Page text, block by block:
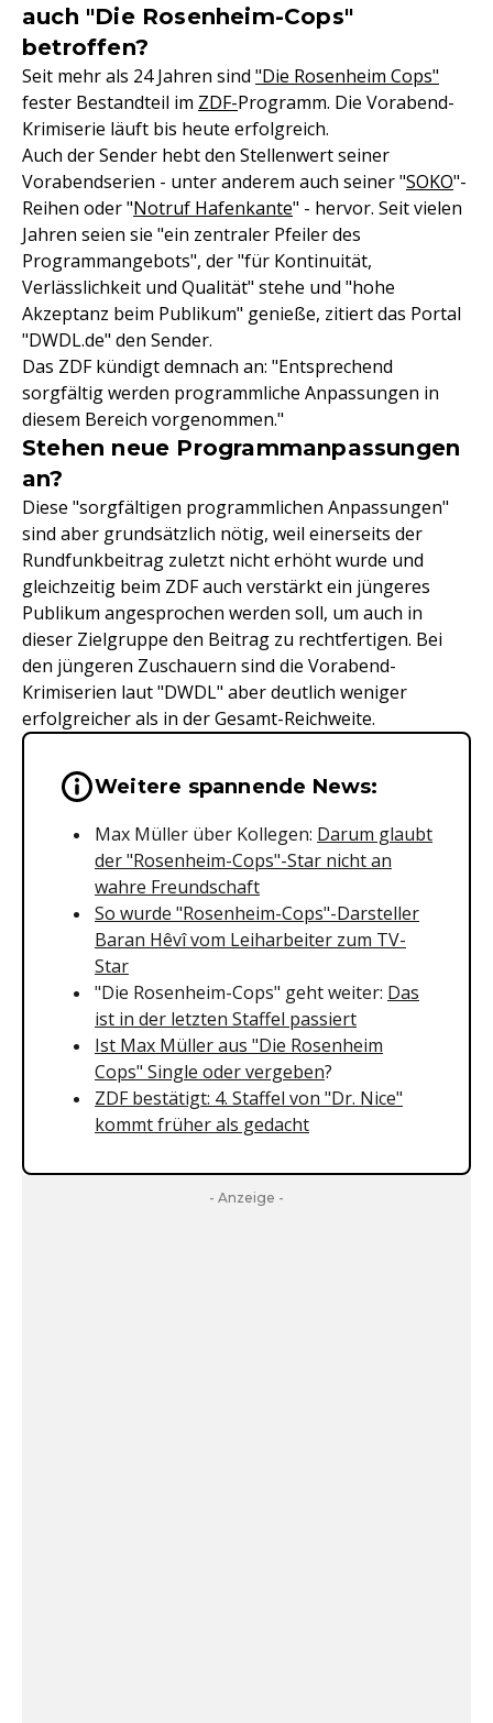
auch "Die Rosenheim-Cops"
betroffen?
Seit mehr als 24 Jahren sind "Die Rosenheim Cops"
fester Bestandteil im ZDF-Programm. Die Vorabend-
Krimiserie läuft bis heute erfolgreich.
Auch der Sender hebt den Stellenwert seiner
Vorabendserien - unter anderem auch seiner "SOKO"-
Reihen oder "Notruf Hafenkante" - hervor. Seit vielen
Jahren seien sie "ein zentraler Pfeiler des
Programmangebots", der "für Kontinuität,
Verlässlichkeit und Qualität" stehe und "hohe
Akzeptanz beim Publikum" genieße, zitiert das Portal
"DWDL.de" den Sender.
Das ZDF kündigt demnach an: "Entsprechend
sorgfältig werden programmliche Anpassungen in
diesem Bereich vorgenommen."
Stehen neue Programmanpassungen
an?
Diese "sorgfältigen programmlichen Anpassungen"
sind aber grundsätzlich nötig, weil einerseits der
Rundfunkbeitrag zuletzt nicht erhöht wurde und
gleichzeitig beim ZDF auch verstärkt ein jüngeres
Publikum angesprochen werden soll, um auch in
dieser Zielgruppe den Beitrag zu rechtfertigen. Bei
den jüngeren Zuschauern sind die Vorabend-
Krimiserien laut "DWDL" aber deutlich weniger
erfolgreicher als in der Gesamt-Reichweite.
Wichtige Hinweise &
Weitere spannende News:
Max Müller über Kollegen: Darum glaubt
der "Rosenheim-Cops"-Star nicht an
wahre Freundschaft
So wurde "Rosenheim-Cops"-Darsteller
Baran Hêvî vom Leiharbeiter zum TV-
Star
"Die Rosenheim-Cops" geht weiter: Das
ist in der letzten Staffel passiert
Ist Max Müller aus "Die Rosenheim
Cops" Single oder vergeben?
ZDF bestätigt: 4. Staffel von "Dr. Nice"
kommt früher als gedacht
- Anzeige -